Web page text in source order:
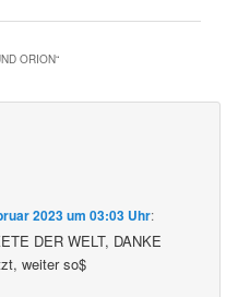
ORION“
2023 um 03:03 Uhr:
DER WELT, DANKE
weiter so$